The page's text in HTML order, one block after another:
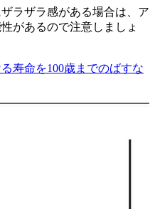
ラザラ感がある場合は、ア
があるので注意しましょ
寿命を100歳までのばすな